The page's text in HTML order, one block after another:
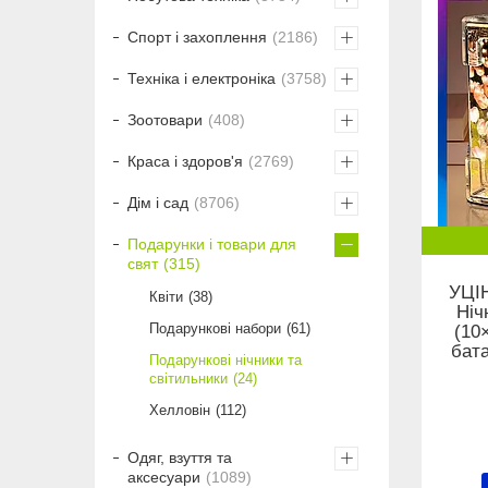
Спорт і захоплення 2186
Техніка і електроніка 3758
Зоотовари 408
Краса і здоров'я 2769
Дім і сад 8706
Подарунки і товари для
свят
315
Квіти 38
Подарункові набори 61
Подарункові нічники та
світильники 24
Хелловін
112
Одяг, взуття та
аксесуари
1089